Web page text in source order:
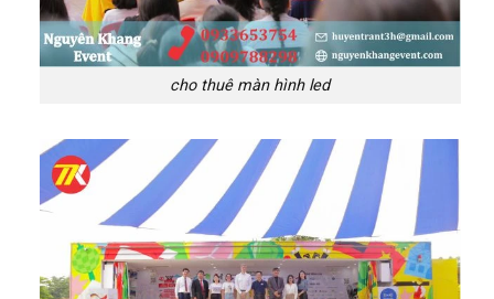
cho thuê màn hình led